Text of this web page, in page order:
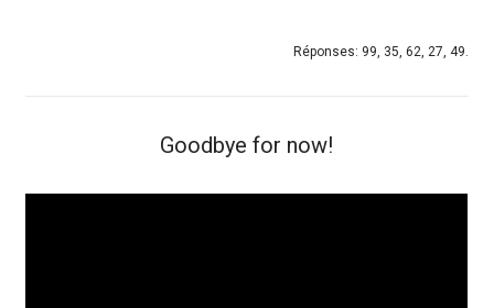
Réponses: 99, 35, 62, 27, 49.
Goodbye for now!